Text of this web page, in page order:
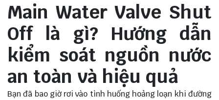
Main Water Valve Shut
Off là gì? Hướng dẫn
kiểm soát nguồn nước
an toàn và hiệu quả
Bạn đã bao giờ rơi vào tình huống hoảng loạn khi đường